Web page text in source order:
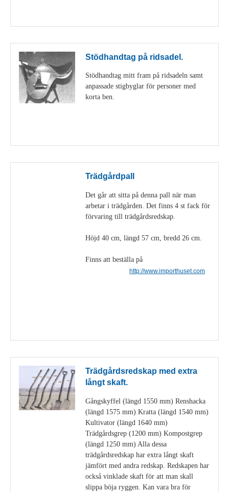
Stödhandtag på ridsadel.
Stödhandtag mitt fram på ridsadeln samt
anpassade stigbyglar för personer med
korta ben.
Trädgårdpall
Det går att sitta på denna pall när man
arbetar i trädgården. Det finns 4 st fack för
förvaring till trädgårdsredskap.
Höjd 40 cm, längd 57 cm, bredd 26 cm.
Finns att beställa på
http://www.importhuset.com
Trädgårdsredskap med extra
långt skaft.
Gångskyffel (längd 1550 mm) Renshacka
(längd 1575 mm) Kratta (längd 1540 mm)
Kultivator (längd 1640 mm)
Trädgårdsgrep (1200 mm) Kompostgrep
(längd 1250 mm) Alla dessa
trädgårdsredskap har extra långt skaft
jämfört med andra redskap. Redskapen har
också vinklade skaft för att man skall
slippa böja ryggen. Kan vara bra för